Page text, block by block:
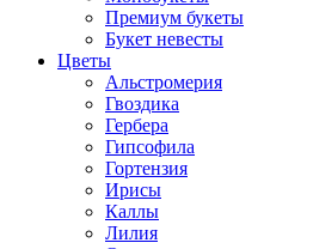
Премиум букеты
Букет невесты
Цветы
Альстромерия
Гвоздика
Гербера
Гипсофила
Гортензия
Ирисы
Каллы
Лилия